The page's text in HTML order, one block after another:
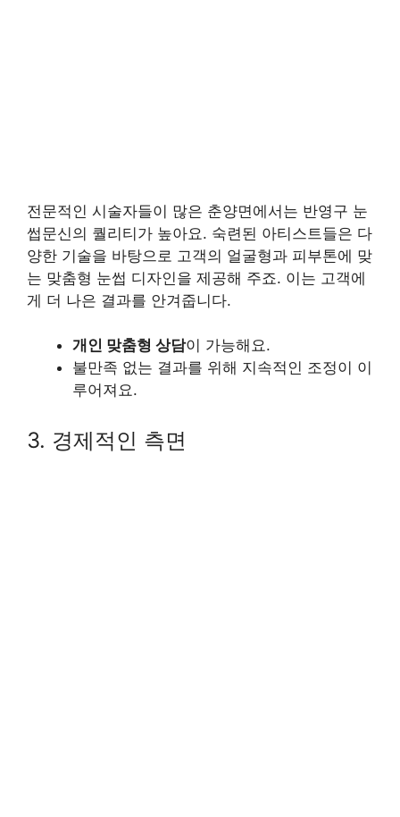
전문적인 시술자들이 많은 춘양면에서는 반영구 눈
썹문신의 퀄리티가 높아요. 숙련된 아티스트들은 다
양한 기술을 바탕으로 고객의 얼굴형과 피부톤에 맞
는 맞춤형 눈썹 디자인을 제공해 주죠. 이는 고객에
게 더 나은 결과를 안겨줍니다.
개인 맞춤형 상담이 가능해요.
불만족 없는 결과를 위해 지속적인 조정이 이
루어져요.
3. 경제적인 측면